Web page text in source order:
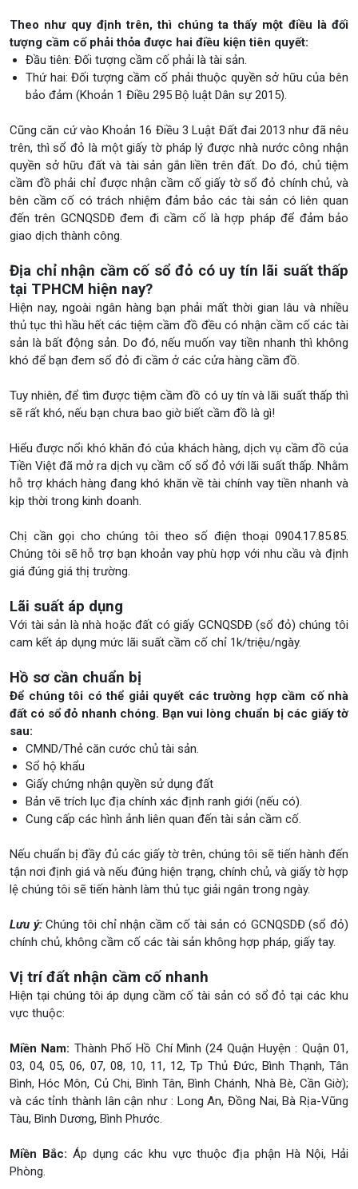
Theo như quy định trên, thì chúng ta thấy một điều là đối
tượng cầm cố phải thỏa được hai điều kiện tiên quyết:
Đầu tiên: Đối tượng cầm cố phải là tài sản.
Thứ hai: Đối tượng cầm cố phải thuộc quyền sở hữu của bên
bảo đảm (Khoản 1 Điều 295 Bộ luật Dân sự 2015).
Cũng căn cứ vào Khoản 16 Điều 3 Luật Đất đai 2013 như đã nêu
trên, thì sổ đỏ là một giấy tờ pháp lý được nhà nước công nhận
quyền sở hữu đất và tài sản gắn liền trên đất. Do đó, chủ tiệm
cầm đồ phải chỉ được nhận cầm cố giấy tờ sổ đỏ chính chủ, và
bên cầm cố có trách nhiệm đảm bảo các tài sản có liên quan
đến trên GCNQSDĐ đem đi cầm cố là hợp pháp để đảm bảo
giao dịch thành công.
Địa chỉ nhận cầm cố sổ đỏ có uy tín lãi suất thấp
tại TPHCM hiện nay?
Hiện nay, ngoài ngân hàng bạn phải mất thời gian lâu và nhiều
thủ tục thì hầu hết các tiệm cầm đồ đều có nhận cầm cố các tài
sản là bất động sản. Do đó, nếu muốn vay tiền nhanh thì không
khó để bạn đem sổ đỏ đi cầm ở các cửa hàng cầm đồ.
Tuy nhiên, để tìm được tiệm cầm đồ có uy tín và lãi suất thấp thì
sẽ rất khó, nếu bạn chưa bao giờ biết cầm đồ là gì!
Hiểu được nổi khó khăn đó của khách hàng, dịch vụ cầm đồ của
Tiền Việt đã mở ra dịch vụ cầm cố sổ đỏ với lãi suất thấp. Nhằm
hỗ trợ khách hàng đang khó khăn về tài chính vay tiền nhanh và
kịp thời trong kinh doanh.
Chị cần gọi cho chúng tôi theo số điện thoại 0904.17.85.85.
Chúng tôi sẽ hỗ trợ bạn khoản vay phù hợp với nhu cầu và định
giá đúng giá thị trường.
Lãi suất áp dụng
Với tài sản là nhà hoặc đất có giấy GCNQSDĐ (sổ đỏ) chúng tôi
cam kết áp dụng mức lãi suất cầm cố chỉ 1k/triệu/ngày.
Hồ sơ cần chuẩn bị
Để chúng tôi có thể giải quyết các trường hợp cầm cố nhà
đất có sổ đỏ nhanh chóng. Bạn vui lòng chuẩn bị các giấy tờ
sau:
CMND/Thẻ căn cước chủ tài sản.
Sổ hộ khẩu
Giấy chứng nhận quyền sử dụng đất
Bản vẽ trích lục địa chính xác định ranh giới (nếu có).
Cung cấp các hình ảnh liên quan đến tài sản cầm cố.
Nếu chuẩn bị đầy đủ các giấy tờ trên, chúng tôi sẽ tiến hành đến
tận nơi định giá và nếu đúng hiện trạng, chính chủ, và giấy tờ hợp
lệ chúng tôi sẽ tiến hành làm thủ tục giải ngân trong ngày.
Lưu ý:Chúng tôi chỉ nhận cầm cố tài sản có GCNQSDĐ (sổ đỏ)
chính chủ, không cầm cố các tài sản không hợp pháp, giấy tay.
Vị trí đất nhận cầm cố nhanh
Hiện tại chúng tôi áp dụng cầm cố tài sản có sổ đỏ tại các khu
vực thuộc:
Miền Nam: Thành Phố Hồ Chí Mình (24 Quận Huyện : Quận 01,
03, 04, 05, 06, 07, 08, 10, 11, 12, Tp Thủ Đức, Bình Thạnh, Tân
Bình, Hóc Môn, Củ Chi, Bình Tân, Bình Chánh, Nhà Bè, Cần Giờ);
và các tỉnh thành lân cận như : Long An, Đồng Nai, Bà Rịa-Vũng
Tàu, Bình Dương, Bình Phước.
Miền Bắc: Áp dụng các khu vực thuộc địa phận Hà Nội, Hải
Phòng.